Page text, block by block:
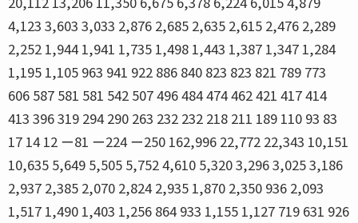
4,123 3,603 3,033 2,876 2,685 2,635 2,615 2,476 2,289
2,252 1,944 1,941 1,735 1,498 1,443 1,387 1,347 1,284
1,195 1,105 963 941 922 886 840 823 823 821 789 773
606 587 581 581 542 507 496 484 474 462 421 417 414
413 396 319 294 290 263 232 232 218 211 189 110 93 83
17 14 12 ー81 ー224 ー250 162,996 22,772 22,343 10,151
10,635 5,649 5,505 5,752 4,610 5,320 3,296 3,025 3,186
2,937 2,385 2,070 2,824 2,935 1,870 2,350 936 2,093
1,517 1,490 1,403 1,256 864 933 1,155 1,127 719 631 926